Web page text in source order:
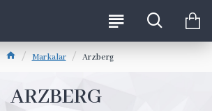
Markalar Arzberg
ARZBERG